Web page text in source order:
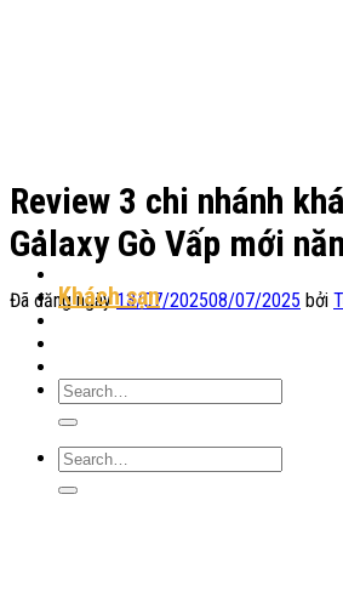
Địa Điểm Lưu Trú
Khách sạn
Homestay
Review 3 chi nhánh
Galaxy Gò Vấp mới
Đã đăng ngày13/07/202508/07/2025 bởi